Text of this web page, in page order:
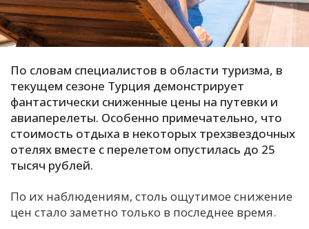
Е
К
М
Т
У
Ч
По словам специалистов в области туризма, в
текущем сезоне Турция демонстрирует
фантастически сниженные цены на путевки и
авиаперелеты. Особенно примечательно, что
стоимость отдыха в некоторых трехзвездочных
отелях вместе с перелетом опустилась до 25
тысяч рублей.
По их наблюдениям, столь ощутимое снижение
цен стало заметно только в последнее время.